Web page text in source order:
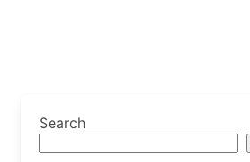
Search